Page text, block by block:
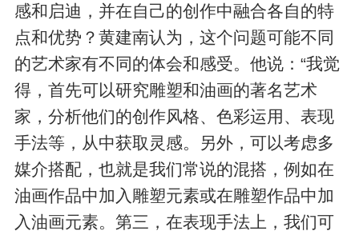
感和启迪，并在自己的创作中融合各自的特
点和优势？黄建南认为，这个问题可能不同
的艺术家有不同的体会和感受。他说：“我觉
得，首先可以研究雕塑和油画的著名艺术
家，分析他们的创作风格、色彩运用、表现
手法等，从中获取灵感。另外，可以考虑多
媒介搭配，也就是我们常说的混搭，例如在
油画作品中加入雕塑元素或在雕塑作品中加
入油画元素。第三，在表现手法上，我们可